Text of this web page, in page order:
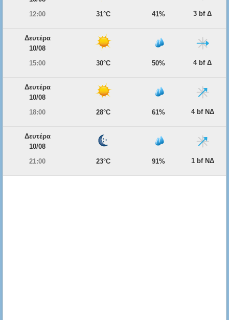
12:00
31°C 41% 3 bf Δ
Δευτέρα
10/08
15:00
30°C 50% 4 bf Δ
Δευτέρα
10/08
18:00
28°C 61% 4 bf ΝΔ
Δευτέρα
10/08
21:00
23°C 91% 1 bf ΝΔ